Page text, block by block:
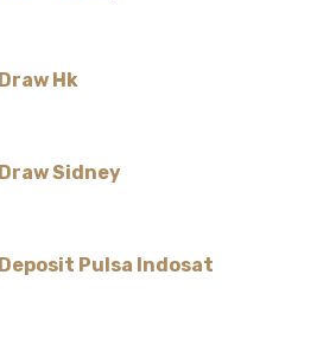
Hk
Sidney
Pulsa Indosat